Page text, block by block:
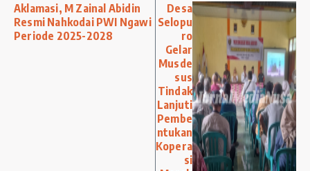
Aklamasi, M Zainal Abidin
Resmi Nahkodai PWI Ngawi
Periode 2025-2028
Desa
Selopu
ro
Gelar
Musde
sus
Tindak
Lanjuti
Pembe
ntukan
Kopera
si